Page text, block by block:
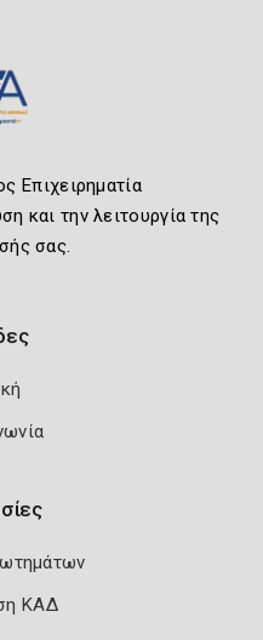
Επιχειρηματία
και την λειτουργία της
σας.
ΚΑΔ